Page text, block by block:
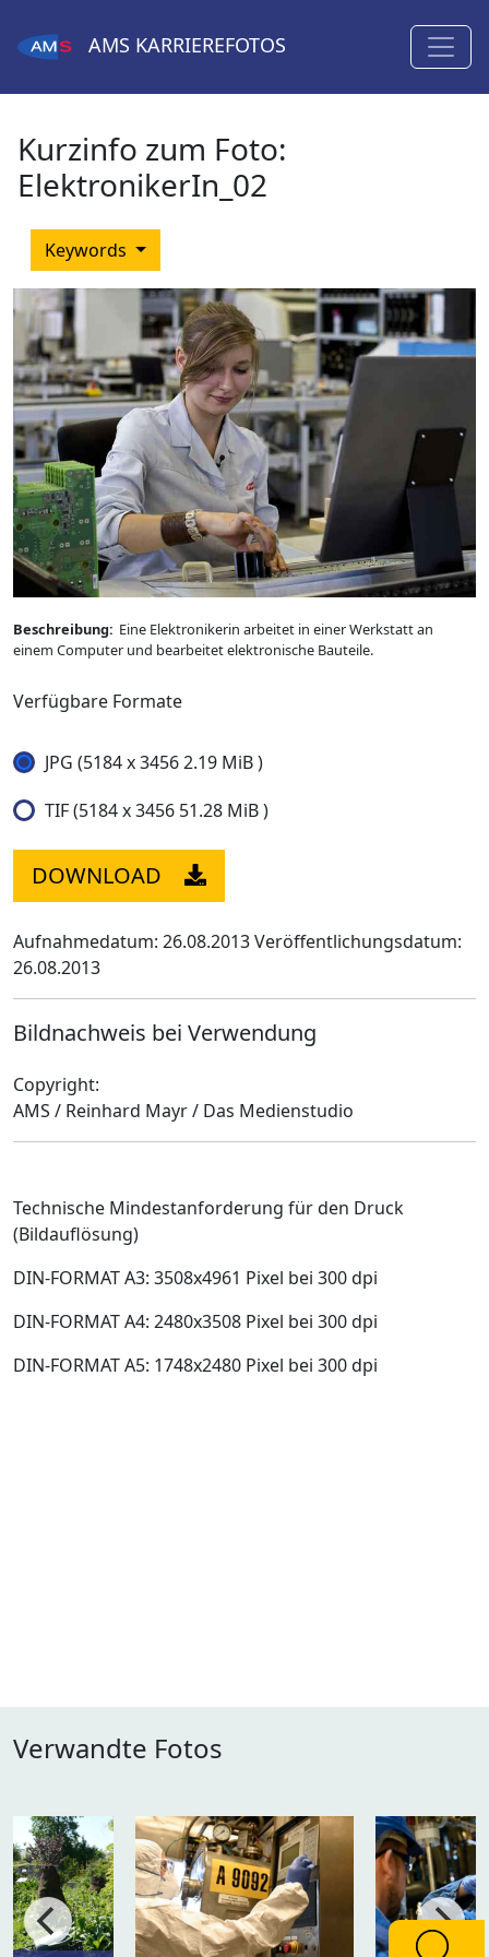
AMS KARRIEREFOTOS
Kurzinfo zum Foto:
ElektronikerIn_02
Keywords
Beschreibung: Eine Elektronikerin arbeitet in einer Werkstatt an
einem Computer und bearbeitet elektronische Bauteile.
Verfügbare Formate
JPG (5184 x 3456 2.19 MiB )
TIF (5184 x 3456 51.28 MiB )
DOWNLOAD
Aufnahmedatum: 26.08.2013Veröffentlichungsdatum:
26.08.2013
Bildnachweis bei Verwendung
Copyright:
AMS / Reinhard Mayr / Das Medienstudio
Technische Mindestanforderung für den Druck
(Bildauflösung)
DIN-FORMAT A3: 3508x4961 Pixel bei 300 dpi
DIN-FORMAT A4: 2480x3508 Pixel bei 300 dpi
DIN-FORMAT A5: 1748x2480 Pixel bei 300 dpi
Verwandte Fotos